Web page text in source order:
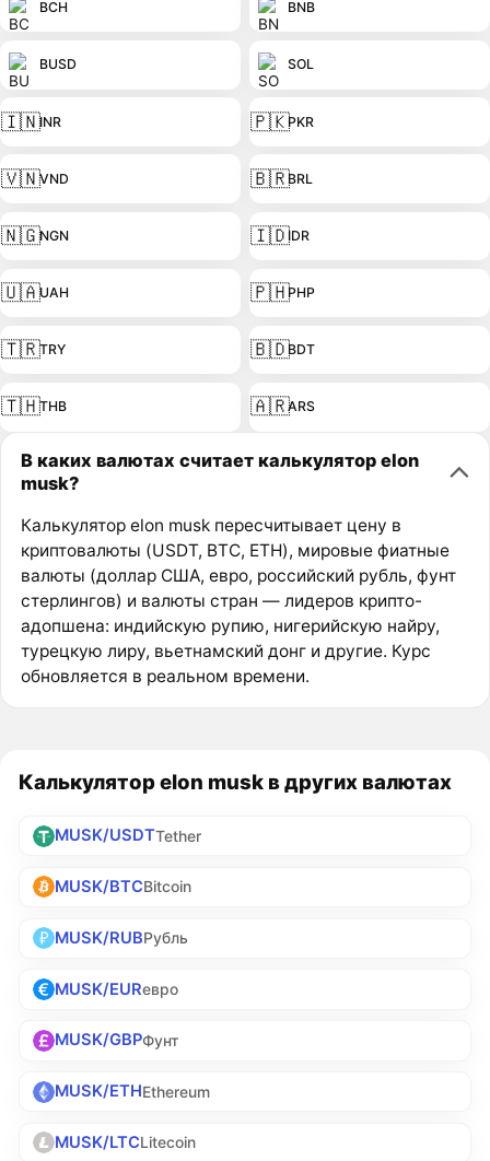
BCH BNB
BUSD SOL
🇮🇳INR 🇵🇰PKR
🇻🇳VND 🇧🇷BRL
🇳🇬NGN 🇮🇩IDR
🇺🇦UAH 🇵🇭PHP
🇹🇷TRY 🇧🇩BDT
🇹🇭THB 🇦🇷ARS
В каких валютах считает калькулятор elon
musk?
Калькулятор elon musk пересчитывает цену в
криптовалюты (USDT, BTC, ETH), мировые фиатные
валюты (доллар США, евро, российский рубль, фунт
стерлингов) и валюты стран — лидеров крипто-
адопшена: индийскую рупию, нигерийскую найру,
турецкую лиру, вьетнамский донг и другие. Курс
обновляется в реальном времени.
Калькулятор elon musk в других валютах
MUSK/USDTTether
MUSK/BTCBitcoin
MUSK/RUBРубль
MUSK/EURевро
MUSK/GBPФунт
MUSK/ETHEthereum
MUSK/LTCLitecoin